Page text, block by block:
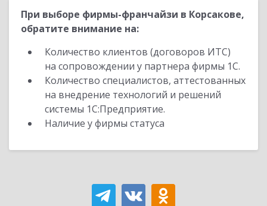
При выборе фирмы-франчайзи в Корсакове,
обратите внимание на:
Количество клиентов (договоров ИТС)
на сопровождении у партнера фирмы 1С.
Количество специалистов, аттестованных
на внедрение технологий и решений
системы 1С:Предприятие.
Наличие у фирмы статуса